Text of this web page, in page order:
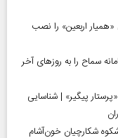
اربعین» را نصب
ثبت‌نام در سامانه سماح را به روز‌های آخر
پیگیر» | شناسایی